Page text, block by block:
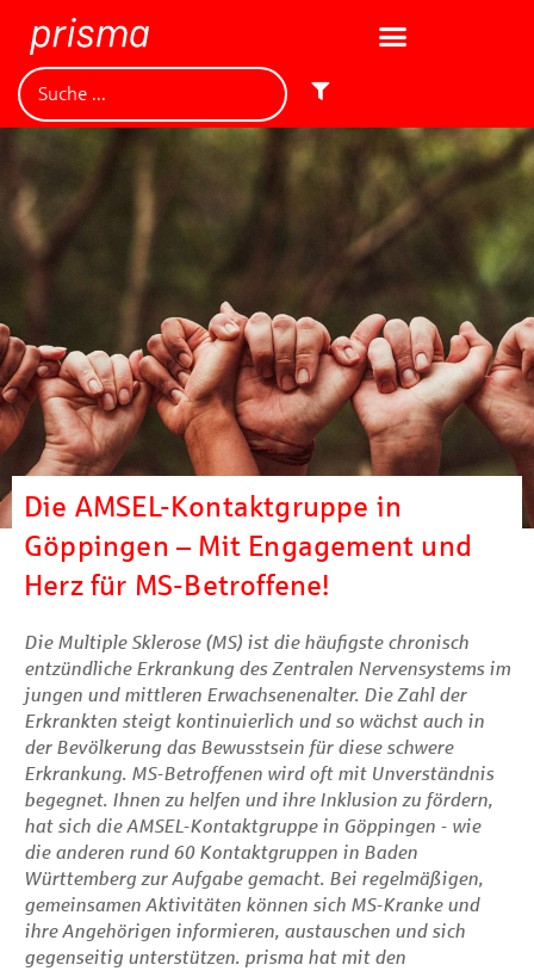
Die AMSEL-Kontaktgruppe in
Göppingen – Mit Engagement und
Herz für MS-Betroffene!
Die Multiple Sklerose (MS) ist die häufigste chronisch
entzündliche Erkrankung des Zentralen Nervensystems im
jungen und mittleren Erwachsenenalter. Die Zahl der
Erkrankten steigt kontinuierlich und so wächst auch in
der Bevölkerung das Bewusstsein für diese schwere
Erkrankung. MS-Betroffenen wird oft mit Unverständnis
begegnet. Ihnen zu helfen und ihre Inklusion zu fördern,
hat sich die AMSEL-Kontaktgruppe in Göppingen - wie
die anderen rund 60 Kontaktgruppen in Baden
Württemberg zur Aufgabe gemacht. Bei regelmäßigen,
gemeinsamen Aktivitäten können sich MS-Kranke und
ihre Angehörigen informieren, austauschen und sich
gegenseitig unterstützen. prisma hat mit den